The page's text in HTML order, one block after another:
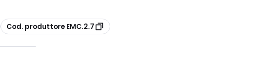
copia
Cod. produttore EMC.2.7